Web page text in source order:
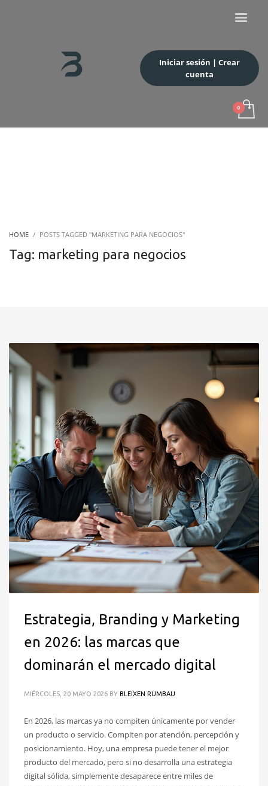
Iniciar sesión | Crear
cuenta
HOME POSTS TAGGED "MARKETING PARA NEGOCIOS"
Tag: marketing para negocios
Estrategia, Branding y Marketing
en 2026: las marcas que
dominarán el mercado digital
MIÉRCOLES, 20 MAYO 2026 BY BLEIXEN RUMBAU
En 2026, las marcas ya no compiten únicamente por vender
un producto o servicio. Compiten por atención, percepción y
posicionamiento. Hoy, una empresa puede tener el mejor
producto del mercado, pero si no desarrolla una estrategia
digital sólida, simplemente desaparece entre miles de